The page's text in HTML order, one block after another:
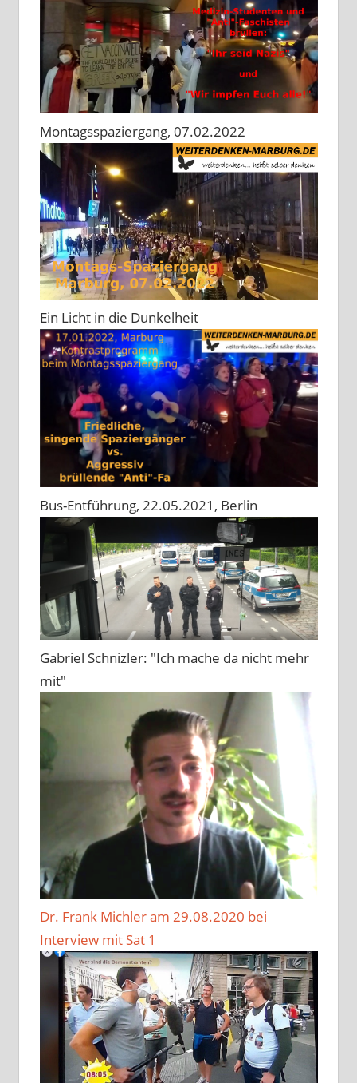
Montagsspaziergang, 07.02.2022
Ein Licht in die Dunkelheit
Bus-Entführung, 22.05.2021, Berlin
Gabriel Schnizler: "Ich mache da nicht mehr
mit"
Dr. Frank Michler am 29.08.2020 bei
Interview mit Sat 1